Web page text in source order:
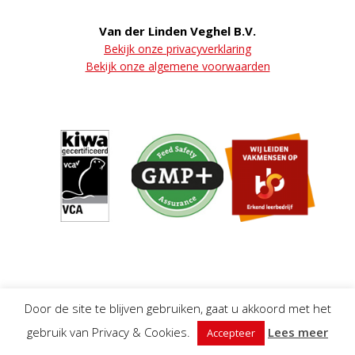
Van der Linden Veghel B.V.
Bekijk onze privacyverklaring
Bekijk onze algemene voorwaarden
Door de site te blijven gebruiken, gaat u akkoord met het
gebruik van Privacy & Cookies.
Accepteer Lees meer